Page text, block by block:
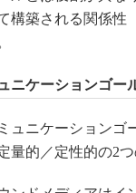
構築される関係性
ニケーションゴー
ュニケーションゴ
量的／定性的の2つ